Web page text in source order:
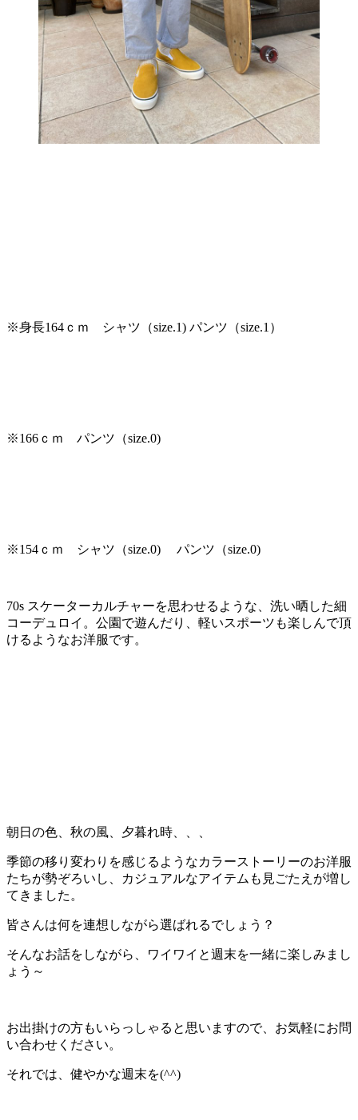
※身長164ｃｍ シャツ（size.1) パンツ（size.1）
※166ｃｍ パンツ（size.0)
※154ｃｍ シャツ（size.0) パンツ（size.0)
70s スケーターカルチャーを思わせるような、洗い晒した細
コーデュロイ。公園で遊んだり、軽いスポーツも楽しんで頂
けるようなお洋服です。
朝日の色、秋の風、夕暮れ時、、、
季節の移り変わりを感じるようなカラーストーリーのお洋服
たちが勢ぞろいし、カジュアルなアイテムも見ごたえが増し
てきました。
皆さんは何を連想しながら選ばれるでしょう？
そんなお話をしながら、ワイワイと週末を一緒に楽しみまし
ょう～
お出掛けの方もいらっしゃると思いますので、お気軽にお問
い合わせください。
それでは、健やかな週末を(^^)